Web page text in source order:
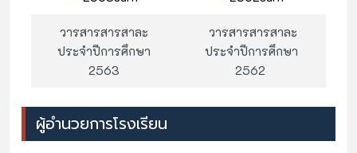
วารสารสารสาละ
ประจำปีการศึกษา
2563
วารสารสารสาละ
ประจำปีการศึกษา
2562
ผู้อำนวยการโรงเรียน